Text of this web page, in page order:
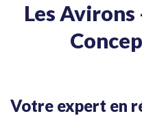
Les
Votre expert en